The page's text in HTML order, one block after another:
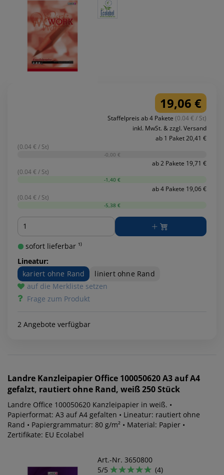
19,06 €
Staffelpreis ab 4 Pakete (0.04 € / St)
inkl. MwSt. & zzgl. Versand
ab 1 Paket 20,41 €
(0.04 € / St)
-0,00 €
ab 2 Pakete 19,71 €
(0.04 € / St)
-1,40 €
ab 4 Pakete 19,06 €
(0.04 € / St)
-5,38 €
Menge
sofort lieferbar ¹⁾
Lineatur:
kariert ohne Rand
liniert ohne Rand
auf die Merkliste setzen
Frage zum Produkt
2 Angebote verfügbar
Landre Kanzleipapier Office 100050620 A3 auf A4
gefalzt, rautiert ohne Rand, weiß 250 Stück
Landre Office 100050620 Kanzleipapier in weiß. •
Papierformat: A3 auf A4 gefalten • Lineatur: rautiert ohne
Rand • Papiergrammatur: 80 g/m² • Material: Papier •
Zertifikate: EU Ecolabel
Art.-Nr. 3650800
5/5
(4)